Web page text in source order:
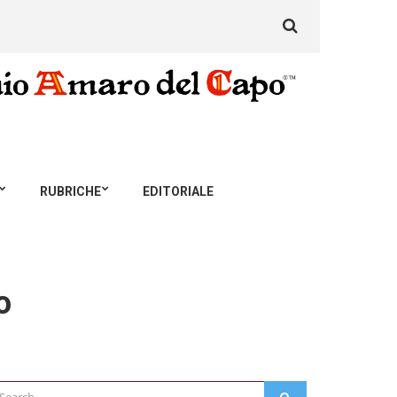
RUBRICHE EDITORIALE
for: